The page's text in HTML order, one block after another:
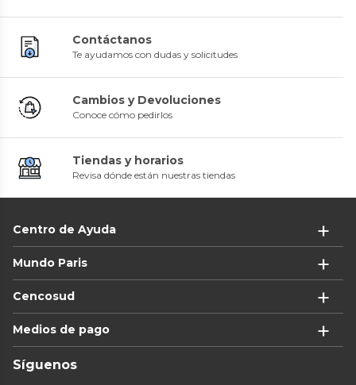
Contáctanos
Te ayudamos con dudas y solicitudes
Cambios y Devoluciones
Conoce cómo pedirlos
Tiendas y horarios
Revisa dónde están nuestras tiendas
Centro de Ayuda
Mundo Paris
Cencosud
Medios de pago
Síguenos